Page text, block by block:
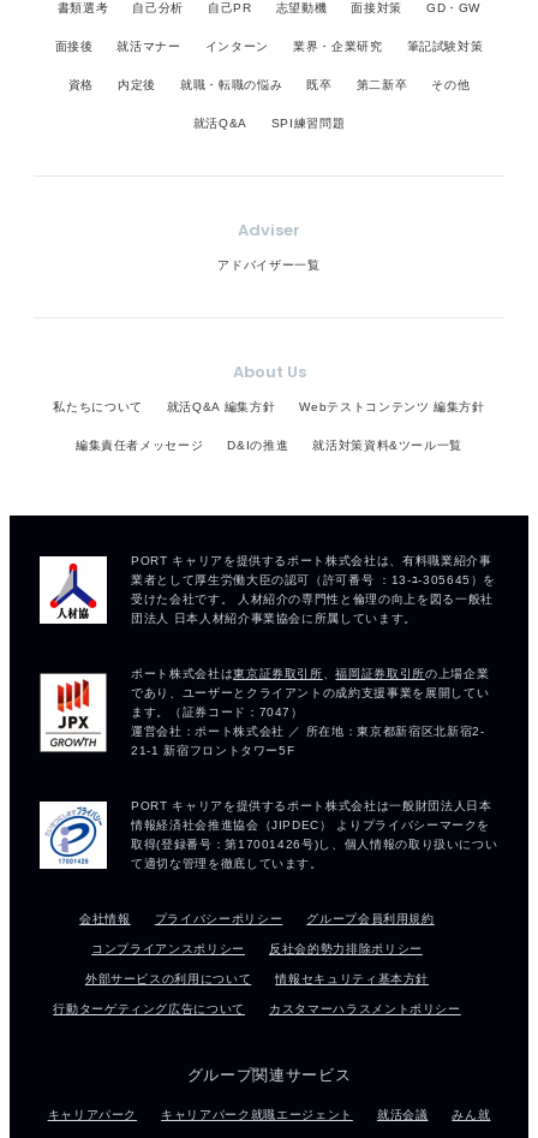
書類選考 自己分析 自己PR 志望動機 面接対策 GD・GW
面接後 就活マナー インターン 業界・企業研究 筆記試験対策
資格 内定後 就職・転職の悩み 既卒 第二新卒 その他
就活Q&A SPI練習問題
Adviser
アドバイザー一覧
About Us
私たちについて 就活Q&A 編集方針 Webテストコンテンツ 編集方針
編集責任者メッセージ D&Iの推進 就活対策資料&ツール一覧
会社情報 プライバシーポリシー グループ会員利用規約
コンプライアンスポリシー 反社会的勢力排除ポリシー
外部サービスの利用について 情報セキュリティ基本方針
行動ターゲティング広告について カスタマーハラスメントポリシー